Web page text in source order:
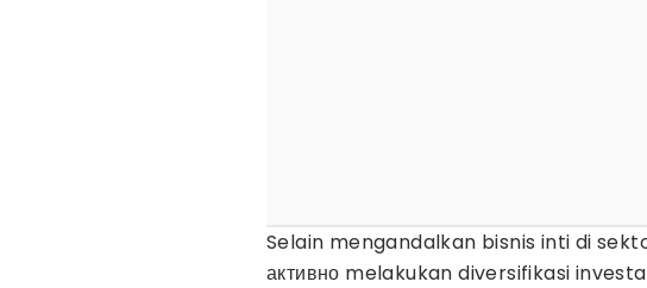
Selain mengandalkan bisnis inti di
активно melakukan diversifikasi